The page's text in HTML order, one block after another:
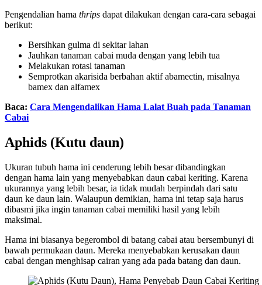
Pengendalian hama thrips dapat dilakukan dengan cara-cara sebagai
berikut:
Bersihkan gulma di sekitar lahan
Jauhkan tanaman cabai muda dengan yang lebih tua
Melakukan rotasi tanaman
Semprotkan akarisida berbahan aktif abamectin, misalnya
bamex dan alfamex
Baca: Cara Mengendalikan Hama Lalat Buah pada Tanaman
Cabai
Aphids (Kutu daun)
Ukuran tubuh hama ini cenderung lebih besar dibandingkan
dengan hama lain yang menyebabkan daun cabai keriting. Karena
ukurannya yang lebih besar, ia tidak mudah berpindah dari satu
daun ke daun lain. Walaupun demikian, hama ini tetap saja harus
dibasmi jika ingin tanaman cabai memiliki hasil yang lebih
maksimal.
Hama ini biasanya begerombol di batang cabai atau bersembunyi di
bawah permukaan daun. Mereka menyebabkan kerusakan daun
cabai dengan menghisap cairan yang ada pada batang dan daun.